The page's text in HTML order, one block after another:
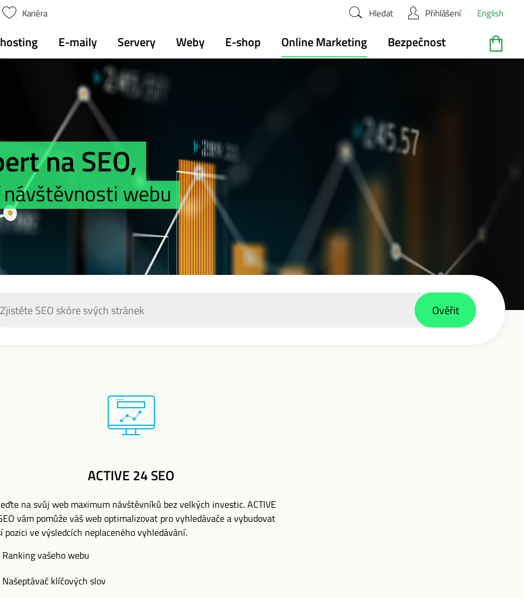
Kariéra Hledat Přihlášení English
E-maily Servery Weby E-shop Online Marketing Bezpečnost
na SEO,
webu
Ověřit
ACTIVE 24 SEO
na svůj web maximum návštěvníků bez velkých investic. ACTIVE
vám pomůže váš web optimalizovat pro vyhledávače a vybudovat
pozici ve výsledcích neplaceného vyhledávání.
Ranking vašeho webu
Našeptávač klíčových slov